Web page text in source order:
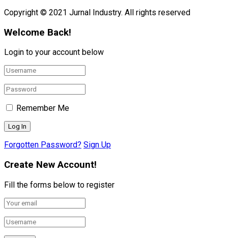
Copyright © 2021 Jurnal Industry. All rights reserved
Welcome Back!
Login to your account below
Remember Me
Forgotten Password? Sign Up
Create New Account!
Fill the forms below to register